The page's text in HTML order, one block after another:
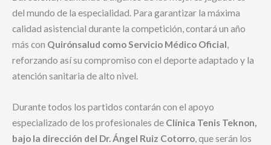
del mundo de la especialidad. Para garantizar la máxima
calidad asistencial durante la competición, contará un año
más con Quirónsalud como Servicio Médico Oficial,
reforzando así su compromiso con el deporte adaptado y la
atención sanitaria de alto nivel.
Durante todos los partidos contarán con el apoyo
especializado de los profesionales de Clínica Tenis Teknon,
bajo la dirección del Dr. Ángel Ruiz Cotorro, que serán los